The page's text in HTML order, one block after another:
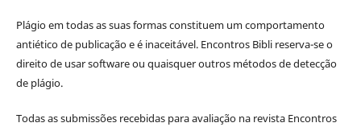
Plágio em todas as suas formas constituem um comportamento
antiético de publicação e é inaceitável. Encontros Bibli reserva-se o
direito de usar software ou quaisquer outros métodos de detecção
de plágio.
Todas as submissões recebidas para avaliação na revista Encontros